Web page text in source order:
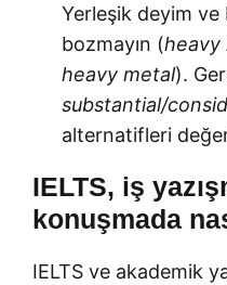
Yerleşik deyim ve
bozmayın (heavy
heavy metal).
substantial/
alternatifleri
IELTS, iş
konuşmada
IELTS ve akademik